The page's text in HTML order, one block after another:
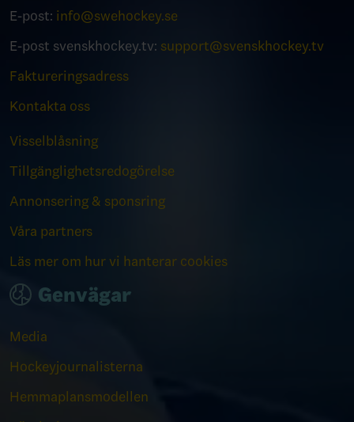
E-post: info@swehockey.se
E-post svenskhockey.tv: support@svenskhockey.tv
Faktureringsadress
Kontakta oss
Visselblåsning
Tillgänglighetsredogörelse
Annonsering & sponsring
Våra partners
Läs mer om hur vi hanterar cookies
Genvägar
Media
Hockeyjournalisterna
Hemmaplansmodellen